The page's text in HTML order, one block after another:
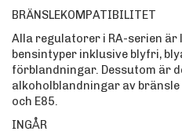
BRÄNSLEKOMPATIBILITET
Alla regulatorer i RA-serien är
bensintyper inklusive blyfri,
förblandningar. Dessutom är
alkoholblandningar av bränsle
och E85.
INGÅR